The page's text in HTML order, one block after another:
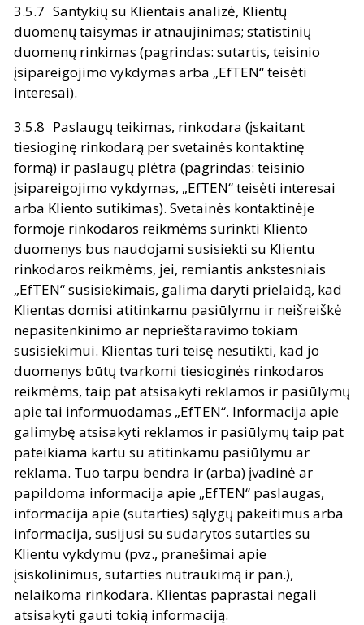
Santykių su Klientais analizė, Klientų
duomenų taisymas ir atnaujinimas; statistinių
duomenų rinkimas (pagrindas: sutartis, teisinio
įsipareigojimo vykdymas arba „EfTEN“ teisėti
interesai).
Paslaugų teikimas, rinkodara (įskaitant
tiesioginę rinkodarą per svetainės kontaktinę
formą) ir paslaugų plėtra (pagrindas: teisinio
įsipareigojimo vykdymas, „EfTEN“ teisėti interesai
arba Kliento sutikimas). Svetainės kontaktinėje
formoje rinkodaros reikmėms surinkti Kliento
duomenys bus naudojami susisiekti su Klientu
rinkodaros reikmėms, jei, remiantis ankstesniais
„EfTEN“ susisiekimais, galima daryti prielaidą, kad
Klientas domisi atitinkamu pasiūlymu ir neišreiškė
nepasitenkinimo ar neprieštaravimo tokiam
susisiekimui. Klientas turi teisę nesutikti, kad jo
duomenys būtų tvarkomi tiesioginės rinkodaros
reikmėms, taip pat atsisakyti reklamos ir pasiūlymų
apie tai informuodamas „EfTEN“. Informacija apie
galimybę atsisakyti reklamos ir pasiūlymų taip pat
pateikiama kartu su atitinkamu pasiūlymu ar
reklama. Tuo tarpu bendra ir (arba) įvadinė ar
papildoma informacija apie „EfTEN“ paslaugas,
informacija apie (sutarties) sąlygų pakeitimus arba
informacija, susijusi su sudarytos sutarties su
Klientu vykdymu (pvz., pranešimai apie
įsiskolinimus, sutarties nutraukimą ir pan.),
nelaikoma rinkodara. Klientas paprastai negali
atsisakyti gauti tokią informaciją.